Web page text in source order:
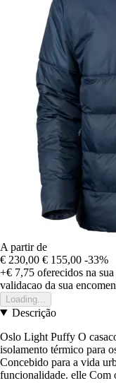
A partir de
€ 230,00 € 155,00 -33%
+€ 7,75 oferecidos na
validacao da sua
Loading...
Descrição
Oslo Light Puffy O
isolamento térmico para
Concebido para a vida
funcionalidade. elle Com